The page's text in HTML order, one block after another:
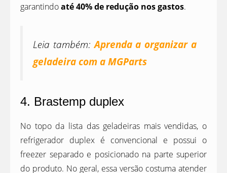
garantindoaté 40% de redução nos gastos.
Leia também:Aprenda a organizar a
geladeira com a MGParts
4. Brastemp duplex
No topo da lista das geladeiras mais vendidas, o
refrigerador duplex é convencional e possui o
freezer separado e posicionado na parte superior
do produto. No geral, essa versão costuma atender